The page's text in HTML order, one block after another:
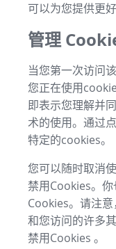
可以为您提供更好
管理
当您第一次访问
您正在使用
即表示您理解并
术的使用。通过
特定的cookies。
您可以随时取消
禁用Cookies。
Cookies。请注
和您访问的许多
禁用Cookies 。